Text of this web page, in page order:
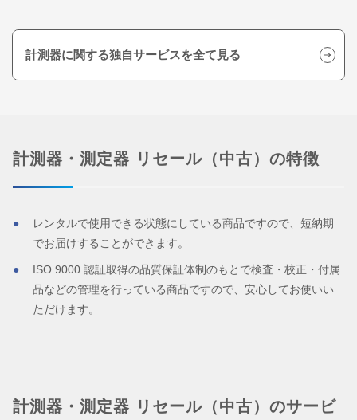
計測器に関する独自サービスを全て見る
計測器・測定器 リセール（中古）の特徴
レンタルで使用できる状態にしている商品ですので、短納期
でお届けすることができます。
ISO 9000 認証取得の品質保証体制のもとで検査・校正・付属
品などの管理を行っている商品ですので、安心してお使いい
ただけます。
計測器・測定器 リセール（中古）のサービ